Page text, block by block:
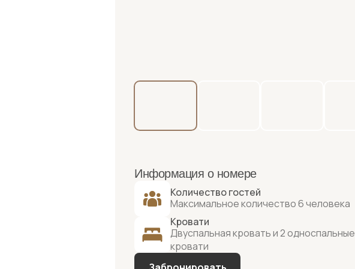
Информация о номере
Количество гостей
Максимальное количество 6 человека
Кровати
Двуспальная кровать и 2 односпальные
кровати